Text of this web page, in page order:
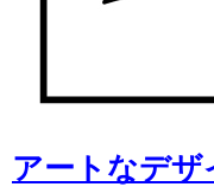
アートなデ